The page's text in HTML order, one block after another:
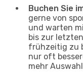
Buchen Sie
gerne von
und warten
bis zur
frühzeitig zu
nur oft
mehr